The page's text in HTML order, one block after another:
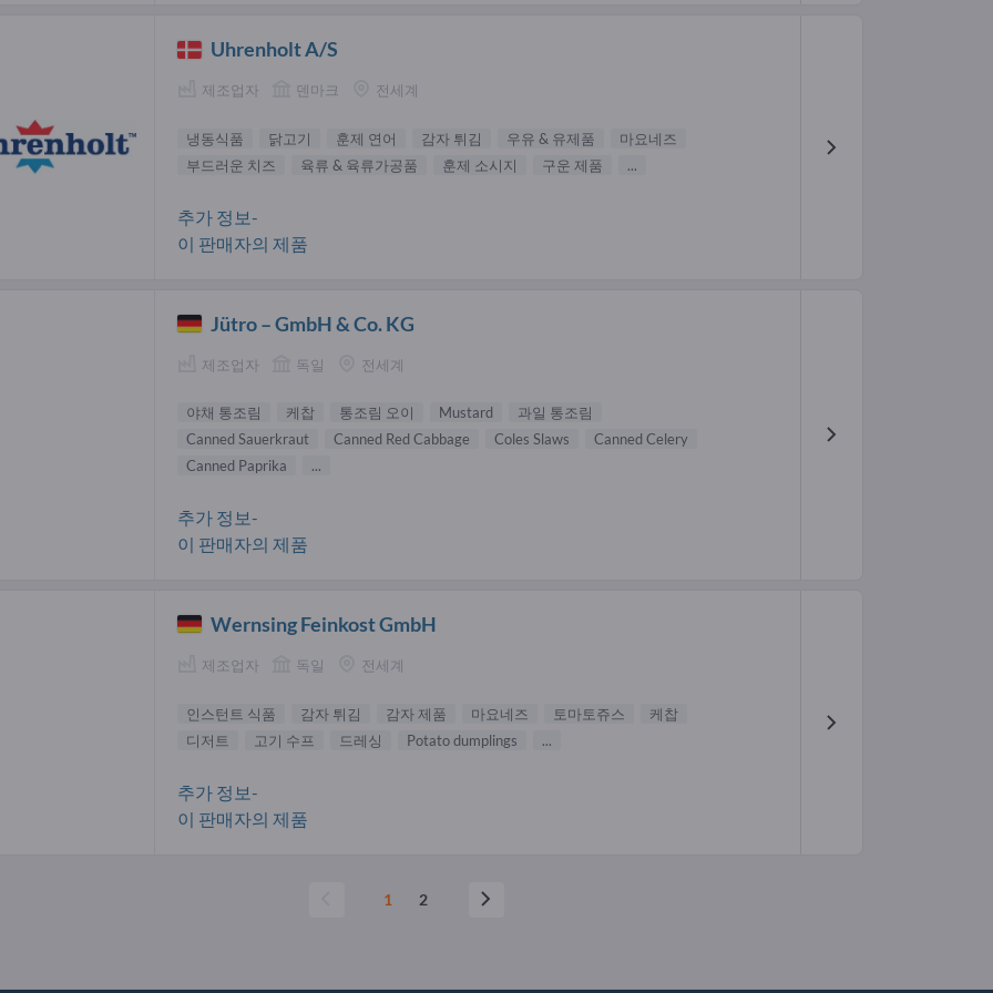
Uhrenholt A/S
제조업자 덴마크 전세계
냉동식품 닭고기 훈제 연어 감자 튀김 우유 & 유제품
마요네즈
부드러운 치즈
육류 & 육류가공품 훈제 소시지 구운 제품 ...
추가 정보-
이 판매자의 제품
Jütro – GmbH & Co. KG
제조업자 독일 전세계
야채 통조림 케찹 통조림 오이 Mustard
과일 통조림
Canned Sauerkraut
Canned Red Cabbage Coles Slaws
Canned Celery
Canned Paprika
...
추가 정보-
이 판매자의 제품
Wernsing Feinkost GmbH
제조업자 독일 전세계
인스턴트 식품 감자 튀김 감자 제품 마요네즈 토마토쥬스
케찹
디저트
고기 수프 드레싱 Potato dumplings ...
추가 정보-
이 판매자의 제품
1 2